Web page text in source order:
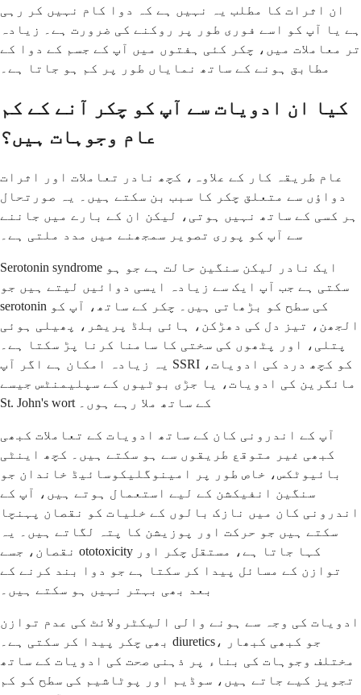
ان اثرات کا مطلب یہ نہیں ہے کہ دوا کام نہیں کر رہی
ہے یا آپ کو اسے فوری طور پر روکنے کی ضرورت ہے۔ زیادہ
تر معاملات میں، چکر کئی ہفتوں میں آپ کے جسم کے دوا کے
مطابق ہونے کے ساتھ نمایاں طور پر کم ہو جاتا ہے۔
کیا ان ادویات سے آپ کو چکر آنے کے کم
عام وجوہات ہیں؟
عام طریقہ کار کے علاوہ، کچھ نادر تعاملات اور اثرات
دواؤں سے متعلق چکر کا سبب بن سکتے ہیں۔ یہ صورتحال
ہر کسی کے ساتھ نہیں ہوتی، لیکن ان کے بارے میں جاننے
سے آپ کو پوری تصویر سمجھنے میں مدد ملتی ہے۔
Serotonin syndrome ایک نادر لیکن سنگین حالت ہے جو ہو
سکتی ہے جب آپ ایک سے زیادہ ایسی دوائیں لیتے ہیں جو
serotonin کی سطح کو بڑھاتی ہیں۔ چکر کے ساتھ، آپ کو
الجھن، تیز دل کی دھڑکن، ہائی بلڈ پریشر، پھیلی ہوئی
پتلی، اور پٹھوں کی سختی کا سامنا کرنا پڑ سکتا ہے۔
یہ زیادہ امکان ہے اگر آپ SSRI کو کچھ درد کی ادویات،
مائگرین کی ادویات، یا جڑی بوٹیوں کے سپلیمنٹس جیسے
St. John's wort کے ساتھ ملا رہے ہوں۔
آپ کے اندرونی کان کے ساتھ ادویات کے تعاملات کبھی
کبھی غیر متوقع طریقوں سے ہو سکتے ہیں۔ کچھ اینٹی
بائیوٹکس، خاص طور پر امینوگلیکوسائیڈ خاندان جو
سنگین انفیکشن کے لیے استعمال ہوتے ہیں، آپ کے
اندرونی کان میں نازک بالوں کے خلیات کو نقصان پہنچا
سکتے ہیں جو حرکت اور پوزیشن کا پتہ لگاتے ہیں۔ یہ
نقصان، جسے ototoxicity کہا جاتا ہے، مستقل چکر اور
توازن کے مسائل پیدا کر سکتا ہے جو دوا بند کرنے کے
بعد بھی بہتر نہیں ہو سکتے ہیں۔
ادویات کی وجہ سے ہونے والی الیکٹرولائٹ کی عدم توازن
بھی چکر پیدا کر سکتی ہے۔ diuretics، جو کبھی کبھار
مختلف وجوہات کی بناء پر ذہنی صحت کی ادویات کے ساتھ
تجویز کیے جاتے ہیں، سوڈیم اور پوٹاشیم کی سطح کو کم